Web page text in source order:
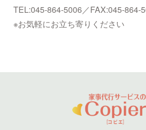
TEL:045-864-5006／FAX:045-864-
※お気軽にお立ち寄りください